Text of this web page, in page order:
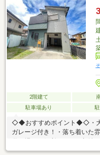
2階建て
駐車場あり
◇◆おすすめポイント◆◇・大
ガレージ付き！・落ち着いた
出の品もすっきり片付きます